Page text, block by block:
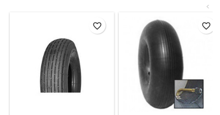
<
favorite_border favorite_border